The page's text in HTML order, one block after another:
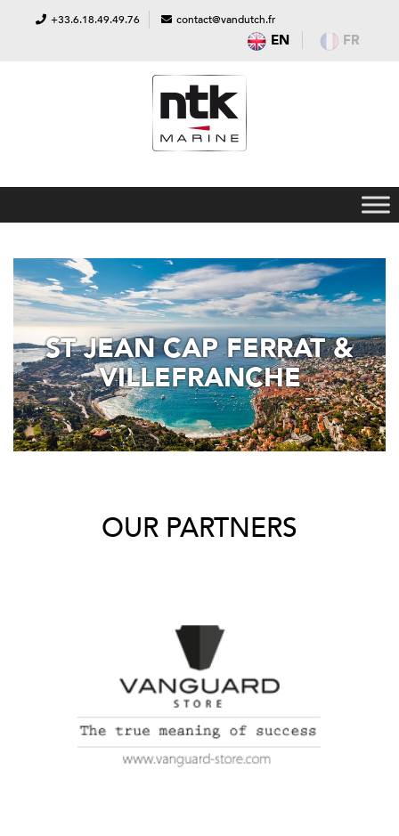
+33.6.18.49.49.76 contact@vandutch.fr
EN FR
ST JEAN CAP FERRAT &
VILLEFRANCHE
OUR PARTNERS